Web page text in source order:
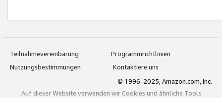
Teilnahmevereinbarung
Programmrichtlinien
Nutzungsbestimmungen
Kontaktiere uns
© 1996-2025, Amazon.com, Inc.
Auf dieser Website verwenden wir Cookies und ähnliche Tools